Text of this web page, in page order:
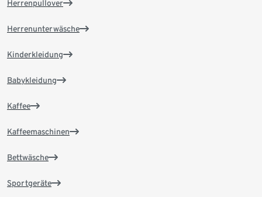
Herrenpullover
Herrenunterwäsche
Kinderkleidung
Babykleidung
Kaffee
Kaffeemaschinen
Bettwäsche
Sportgeräte